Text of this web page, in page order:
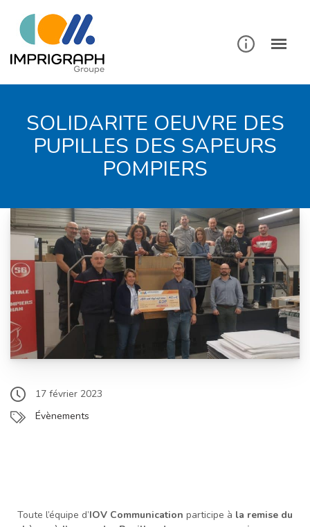
SOLIDARITE OEUVRE DES
PUPILLES DES SAPEURS
POMPIERS
17 février 2023
Évènements
Toute l’équipe d’IOV Communication participe à la remise du